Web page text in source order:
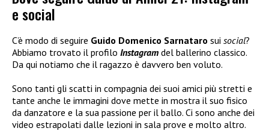
e social
C’è modo di seguire Guido Domenico Sarnataro sui social?
Abbiamo trovato il profilo Instagram del ballerino classico.
Da qui notiamo che il ragazzo è davvero ben voluto.
Sono tanti gli scatti in compagnia dei suoi amici più stretti e
tante anche le immagini dove mette in mostra il suo fisico
da danzatore e la sua passione per il ballo. Ci sono anche dei
video estrapolati dalle lezioni in sala prove e molto altro.